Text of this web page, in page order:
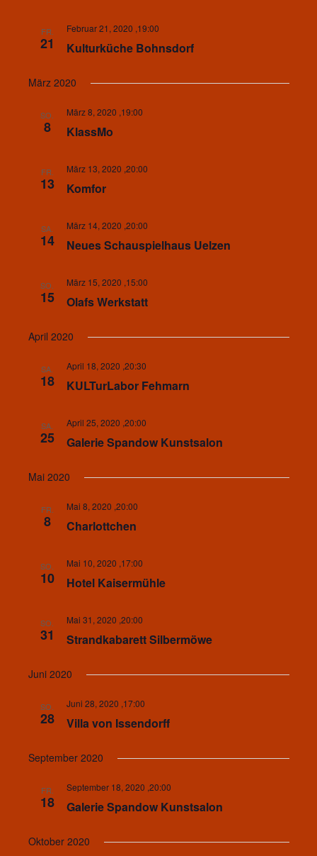
FR.
21 Kulturküche Bohnsdorf
Februar 21, 2020 ,19:00
März 2020
SO.
8 KlassMo
März 8, 2020 ,19:00
FR.
13 Komfor
März 13, 2020 ,20:00
SA.
14 Neues Schauspielhaus Uelzen
März 14, 2020 ,20:00
SO.
15 Olafs Werkstatt
März 15, 2020 ,15:00
April 2020
SA.
18 KULTurLabor Fehmarn
April 18, 2020 ,20:30
SA.
25 Galerie Spandow Kunstsalon
April 25, 2020 ,20:00
Mai 2020
FR.
8 Charlottchen
Mai 8, 2020 ,20:00
SO.
10 Hotel Kaisermühle
Mai 10, 2020 ,17:00
SO.
31 Strandkabarett Silbermöwe
Mai 31, 2020 ,20:00
Juni 2020
SO.
28 Villa von Issendorff
Juni 28, 2020 ,17:00
September 2020
FR.
18 Galerie Spandow Kunstsalon
September 18, 2020 ,20:00
Oktober 2020